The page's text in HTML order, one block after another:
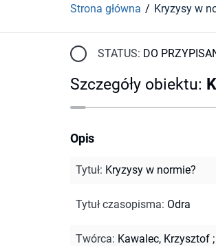
Strona główna Kryzysy w
STATUS: DO
Szczegóły obiektu:
Opis
Tytuł: Kryzysy w normie?
Tytuł czasopisma: Odra
Twórca: Kawalec, Krzysztof ;